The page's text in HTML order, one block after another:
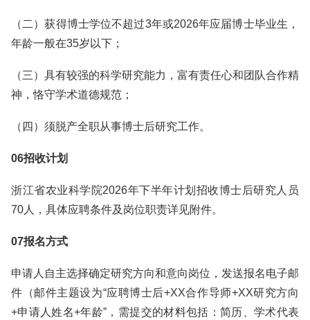
（二）获得博士学位不超过3年或2026年应届博士毕业生，
年龄一般在35岁以下；
（三）具有较强的科学研究能力，富有责任心和团队合作精
神，恪守学术道德规范；
（四）须脱产全职从事博士后研究工作。
06招收计划
浙江省农业科学院2026年下半年计划招收博士后研究人员
70人，具体应聘条件及岗位职责详见附件。
07报名方式
申请人自主选择确定研究方向和意向岗位，发送报名电子邮
件（邮件主题设为“应聘博士后+XX合作导师+XX研究方向
+申请人姓名+年龄”，需提交的材料包括：简历、学术代表